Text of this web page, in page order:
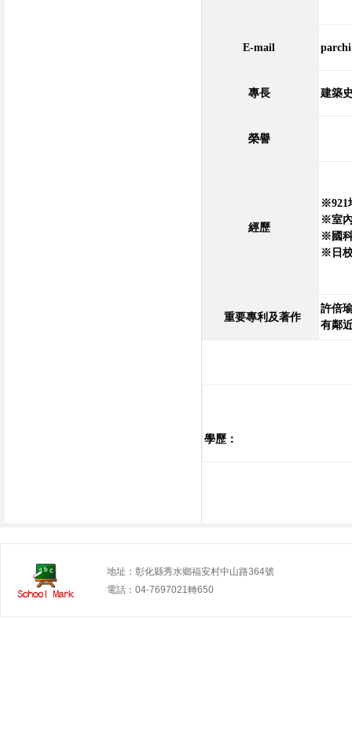
E-mail
專長 建築
榮譽
經歷
※921
※室
※國
※ 日
重要專利及著作
許倍
有鄰
學歷：
地址：彰化縣秀水鄉福安村中山路364號
電話：04-7697021轉650